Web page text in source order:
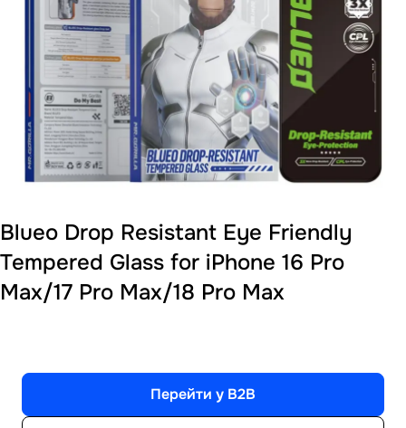
Blueo Drop Resistant Eye Friendly
Tempered Glass for iPhone 16 Pro
Max/17 Pro Max/18 Pro Max
Перейти у B2B